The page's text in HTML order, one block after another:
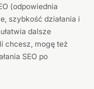
(odpowiednia
szybkość działania i
dalsze
chcesz, mogę też
SEO po